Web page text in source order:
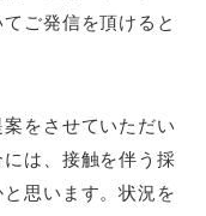
ご発信を頂けると
をさせていただい
は、接触を伴う採
思います。状況を